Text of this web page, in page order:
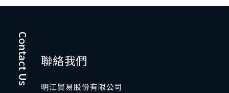
Contact Us 聯絡我們
明江貿易股份有限公司